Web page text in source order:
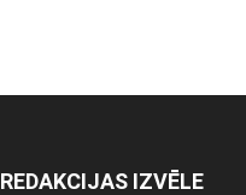
REDAKCIJAS IZVĒLE